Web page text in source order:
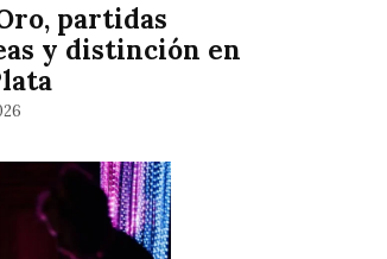
partidas
y distinción en